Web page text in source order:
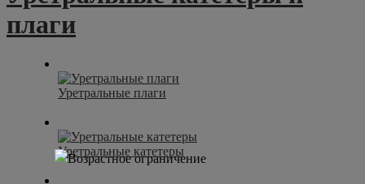
плаги
Уретральные плаги
Уретральные катетеры